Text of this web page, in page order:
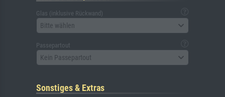
Glas (inklusive Rückwand)
Bitte wählen
Passepartout
Kein Passepartout
Sonstiges & Extras